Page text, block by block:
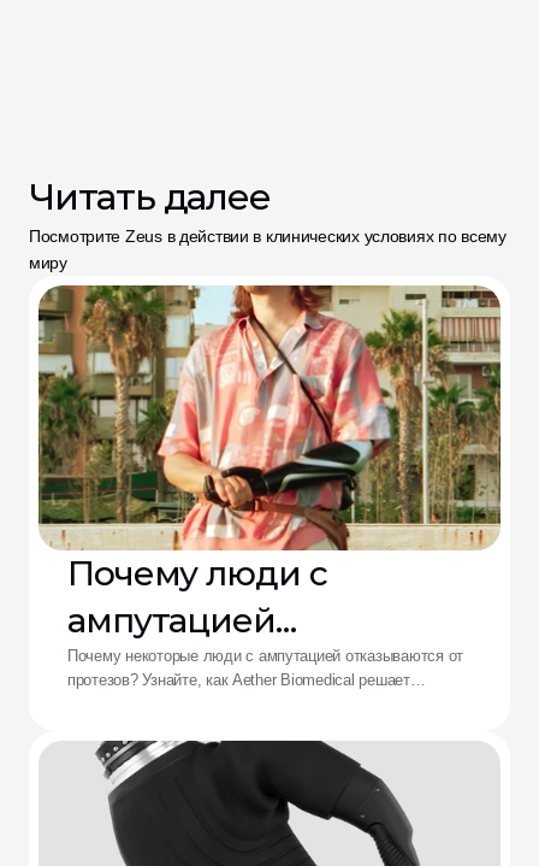
Читать далее
Посмотрите Zeus в действии в клинических условиях по всему
миру
Почему люди с
ампутацией
отказываются от
Aether
Почему некоторые люди с ампутацией отказываются от
протезов? Узнайте, как Aether Biomedical решает